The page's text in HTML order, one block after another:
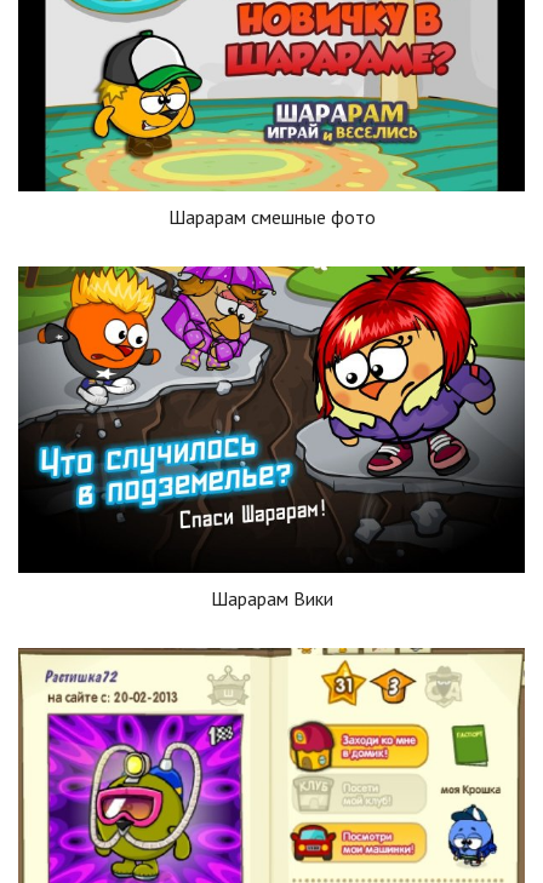
Шарарам смешные фото
Шарарам Вики